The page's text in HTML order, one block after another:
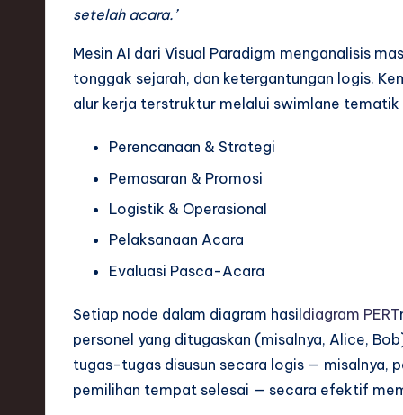
setelah acara.’
Mesin AI dari Visual Paradigm menganalisis
tonggak sejarah, dan ketergantungan logis.
alur kerja terstruktur melalui swimlane tematik
Perencanaan & Strategi
Pemasaran & Promosi
Logistik & Operasional
Pelaksanaan Acara
Evaluasi Pasca-Acara
Setiap node dalam diagram hasildiagram PERT
personel yang ditugaskan (misalnya, Alice,
tugas-tugas disusun secara logis — misalnya,
pemilihan tempat selesai — secara efektif